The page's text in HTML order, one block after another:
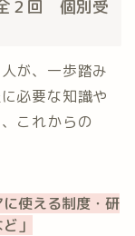
２回 個別受
が、一歩踏み
必要な知識や
これからの
使える制度・研
」